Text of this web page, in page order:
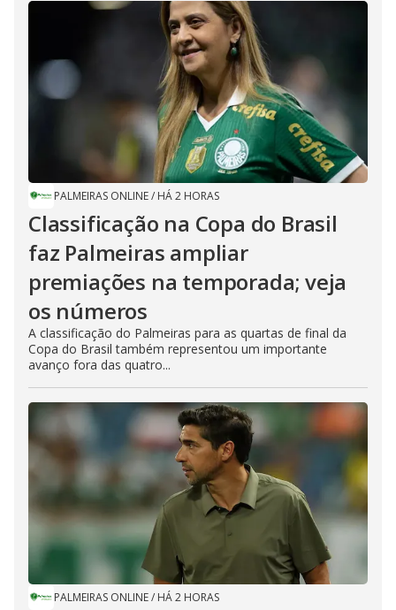
PALMEIRAS ONLINE/ HÁ 2 HORAS
Classificação na Copa do Brasil
faz Palmeiras ampliar
premiações na temporada; veja
os números
A classificação do Palmeiras para as quartas de final da
Copa do Brasil também representou um importante
avanço fora das quatro...
PALMEIRAS ONLINE/ HÁ 2 HORAS